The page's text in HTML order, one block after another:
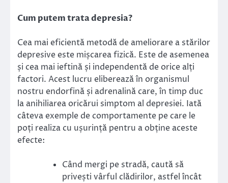
Cum putem trata depresia?
Cea mai eficientă metodă de ameliorare a stărilor
depresive este mișcarea fizică. Este de asemenea
și cea mai ieftină și independentă de orice alți
factori. Acest lucru eliberează în organismul
nostru endorfină și adrenalină care, în timp duc
la anihiliarea oricărui simptom al depresiei. Iată
câteva exemple de comportamente pe care le
poți realiza cu ușurință pentru a obține aceste
efecte:
Când mergi pe stradă, caută să
privești vârful clădirilor, astfel încât